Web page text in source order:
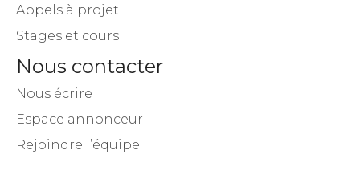
Appels à projet
Stages et cours
Nous contacter
Nous écrire
Espace annonceur
Rejoindre l’équipe